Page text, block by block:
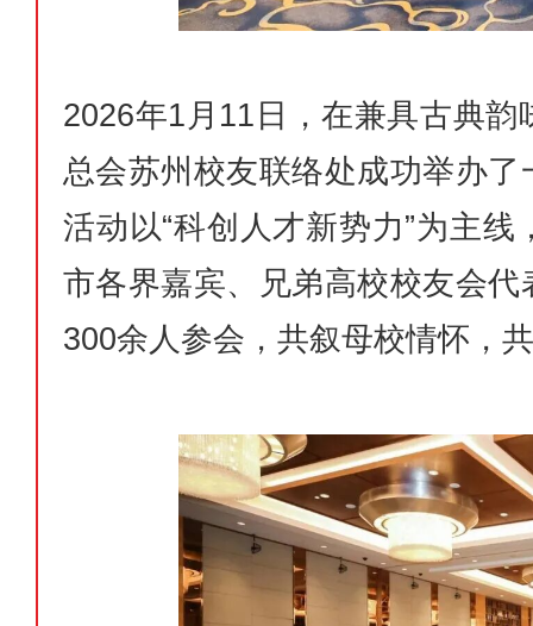
2026年1月11日，在兼具古典
总会苏州校友联络处成功举办
活动以“科创人才新势力”为主
市各界嘉宾、兄弟高校校友会
300余人参会，共叙母校情怀，